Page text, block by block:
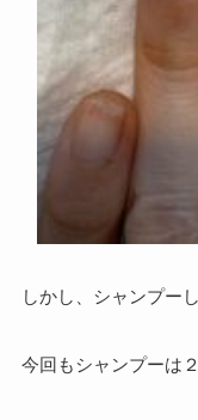
しかし、シャンプー
今回もシャンプーは２